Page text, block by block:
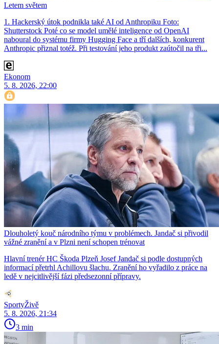
Letem světem
1. Hackerský útok podnikla také AI od Anthropiku Foto:
Shutterstock Poté co se model umělé inteligence od OpenAI
naboural do systému firmy Hugging Face a tří dalších, konkurent
Anthro­pic přiznal totéž. Při testování jeho produkt zaútočil na tři...
Ekonom
5. 8. 2026, 22:00
Dlouholetý kouč národního týmu v problémech. Jandač si přivodil
vážné zranění a v Plzni není schopen trénovat
Hlavní trenér HC Škoda Plzeň Josef Jandač si podle dostupných
informací přetrhl Achillovu šlachu. Zranění ho vyřadilo z práce na
ledě v nejcitlivější fázi předsezonní přípravy.
SportyŽivě
5. 8. 2026, 21:34
3 min